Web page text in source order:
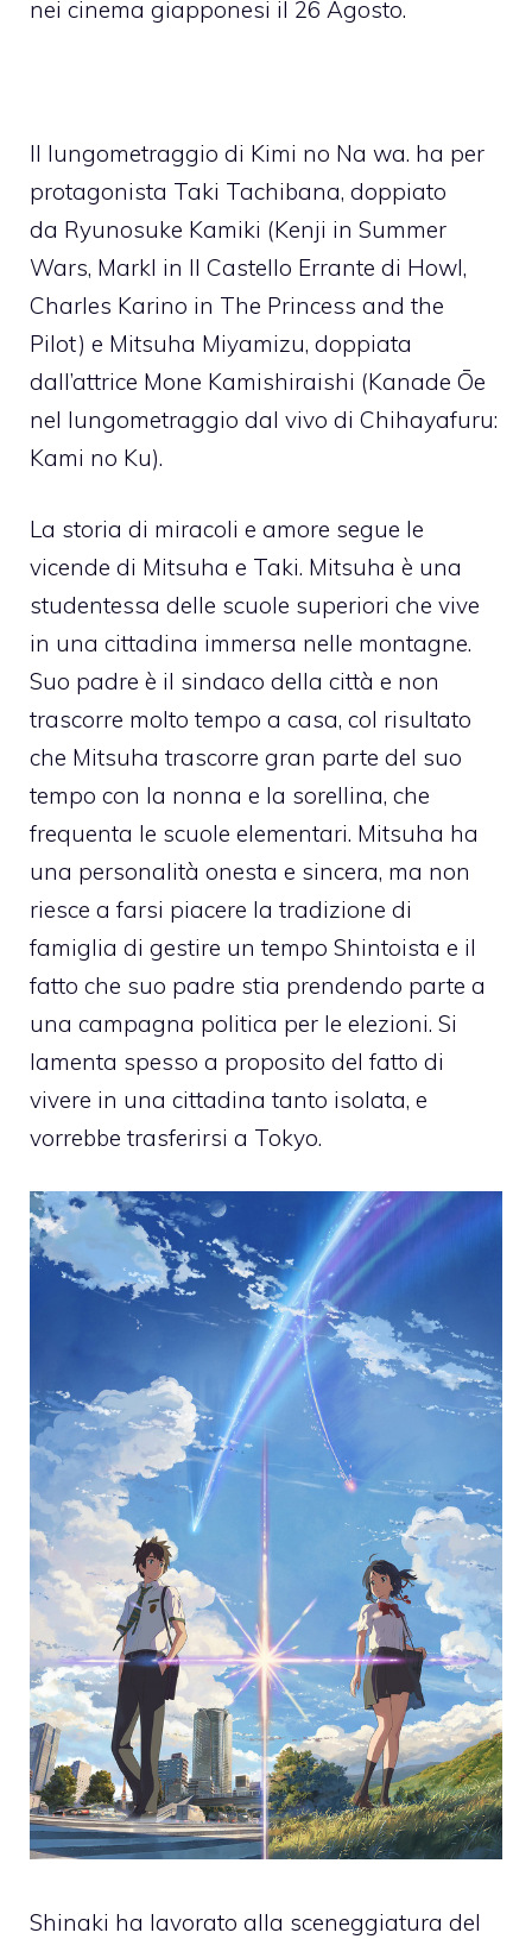
nei cinema giapponesi il 26 Agosto.
Il lungometraggio di Kimi no Na wa. ha per
protagonista Taki Tachibana, doppiato
da Ryunosuke Kamiki (Kenji in Summer
Wars, Markl in Il Castello Errante di Howl,
Charles Karino in The Princess and the
Pilot) e Mitsuha Miyamizu, doppiata
dall’attrice Mone Kamishiraishi (Kanade Ōe
nel lungometraggio dal vivo di Chihayafuru:
Kami no Ku).
La storia di miracoli e amore segue le
vicende di Mitsuha e Taki. Mitsuha è una
studentessa delle scuole superiori che vive
in una cittadina immersa nelle montagne.
Suo padre è il sindaco della città e non
trascorre molto tempo a casa, col risultato
che Mitsuha trascorre gran parte del suo
tempo con la nonna e la sorellina, che
frequenta le scuole elementari. Mitsuha ha
una personalità onesta e sincera, ma non
riesce a farsi piacere la tradizione di
famiglia di gestire un tempo Shintoista e il
fatto che suo padre stia prendendo parte a
una campagna politica per le elezioni. Si
lamenta spesso a proposito del fatto di
vivere in una cittadina tanto isolata, e
vorrebbe trasferirsi a Tokyo.
Shinaki ha lavorato alla sceneggiatura del